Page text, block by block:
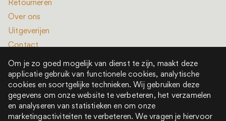
Retourneren
Over ons
Uitgeverijen
Contact
Alle rechten voorbehouden © 2022 - 2026
Om je zo goed mogelijk van dienst te zijn, maakt deze
applicatie gebruik van functionele cookies, analytische
cookies en soortgelijke technieken. Wij gebruiken deze
gegevens om onze website te verbeteren, het verzamelen
en analyseren van statistieken en om onze
marketingactiviteiten te verbeteren. We vragen je hiervoor